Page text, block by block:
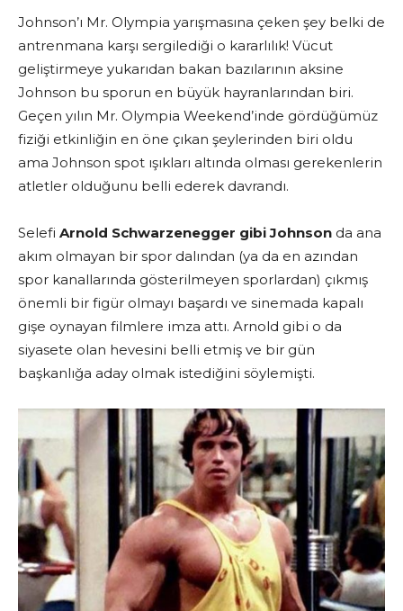
Johnson’ı Mr. Olympia yarışmasına çeken şey belki de
antrenmana karşı sergilediği o kararlılık! Vücut
geliştirmeye yukarıdan bakan bazılarının aksine
Johnson bu sporun en büyük hayranlarından biri.
Geçen yılın Mr. Olympia Weekend’inde gördüğümüz
fiziği etkinliğin en öne çıkan şeylerinden biri oldu
ama Johnson spot ışıkları altında olması gerekenlerin
atletler olduğunu belli ederek davrandı.
Selefi Arnold Schwarzenegger gibi Johnson da ana
akım olmayan bir spor dalından (ya da en azından
spor kanallarında gösterilmeyen sporlardan) çıkmış
önemli bir figür olmayı başardı ve sinemada kapalı
gişe oynayan filmlere imza attı. Arnold gibi o da
siyasete olan hevesini belli etmiş ve bir gün
başkanlığa aday olmak istediğini söylemişti.